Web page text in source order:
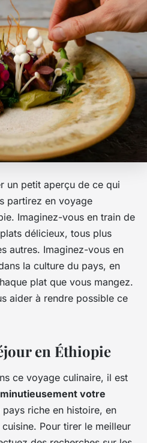
un petit aperçu de ce qui
partirez en voyage
Imaginez-vous en train de
délicieux, tous plus
autres. Imaginez-vous en
la culture du pays, en
plat que vous mangez.
aider à rendre possible ce
en Éthiopie
ce voyage culinaire, il est
votre
pays riche en histoire, en
Pour tirer le meilleur